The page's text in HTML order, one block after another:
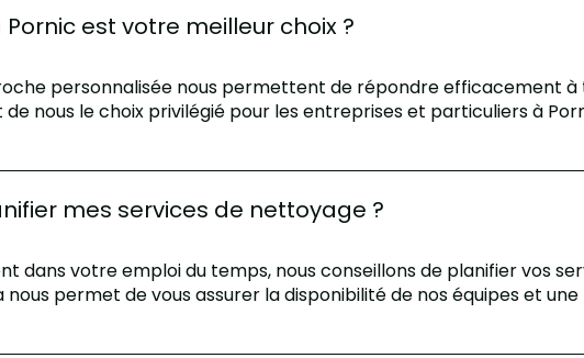
est votre meilleur choix ?
personnalisée nous permettent de répondre efficacement à
nous le choix privilégié pour les entreprises et particuliers à
mes services de nettoyage ?
dans votre emploi du temps, nous conseillons de planifier vos
permet de vous assurer la disponibilité de nos équipes et une